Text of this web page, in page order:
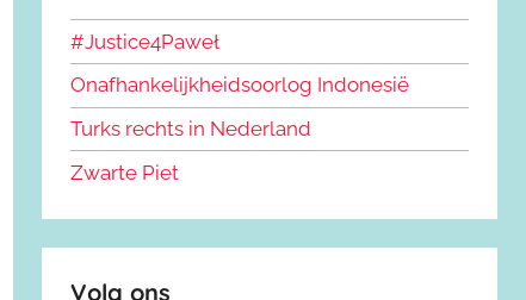
#Justice4Paweł
Onafhankelijkheidsoorlog Indonesië
Turks rechts in Nederland
Zwarte Piet
Volg ons